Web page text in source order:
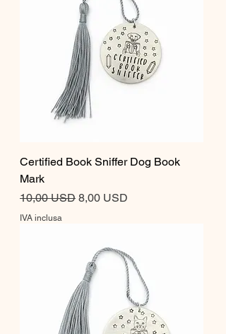
Certified Book Sniffer Dog Book
Mark
Prezzo regolare
10,00 USD Prezzo scontato
8,00 USD
IVA inclusa